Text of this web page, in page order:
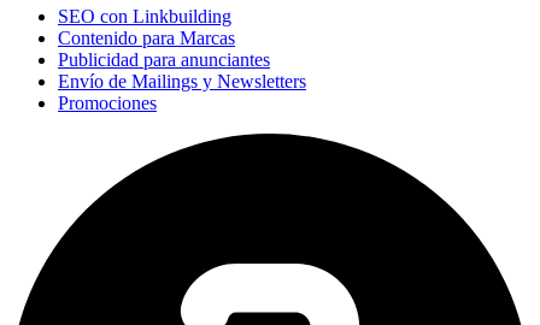
SEO con Linkbuilding
Contenido para Marcas
Publicidad para anunciantes
Envío de Mailings y Newsletters
Promociones